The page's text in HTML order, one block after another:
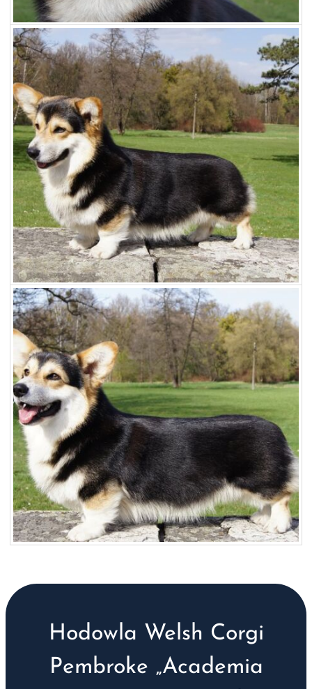
Hodowla Welsh Corgi
Pembroke „Academia